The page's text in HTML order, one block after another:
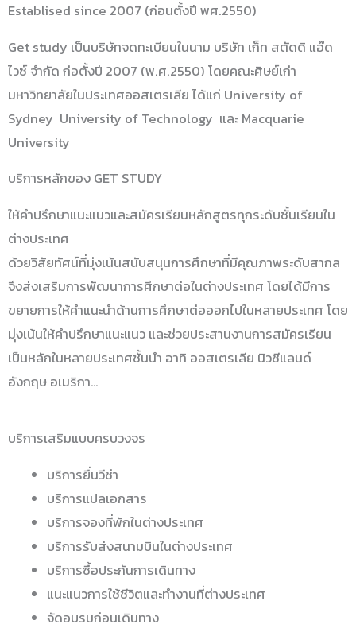
Establised since 2007 (ก่อนตั้งปี พศ.2550)
Get study เป็นบริษัทจดทะเบียนในนาม บริษัท เก็ท สตัดดิ แอ๊ด
ไวซ์ จำกัด ก่อตั้งปี 2007 (พ.ศ.2550) โดยคณะศิษย์เก่า
มหาวิทยาลัยในประเทศออสเตรเลีย ได้แก่ University of
Sydney University of Technology และ Macquarie
University
บริการหลักของ GET STUDY
ให้คำปรึกษาแนะแนวและสมัครเรียนหลักสูตรทุกระดับชั้นเรียนใน
ต่างประเทศ
ด้วยวิสัยทัศน์ที่มุ่งเน้นสนับสนุนการศึกษาที่มีคุณภาพระดับสากล
จึงส่งเสริมการพัฒนาการศึกษาต่อในต่างประเทศ โดยได้มีการ
ขยายการให้คำแนะนำด้านการศึกษาต่อออกไปในหลายประเทศ โดย
มุ่งเน้นให้คำปรึกษาแนะแนว และช่วยประสานงานการสมัครเรียน
เป็นหลักในหลายประเทศชั้นนำ อาทิ ออสเตรเลีย นิวซีแลนด์
อังกฤษ อเมริกา…
บริการเสริมแบบครบวงจร
บริการยื่นวีซ่า
บริการแปลเอกสาร
บริการจองที่พักในต่างประเทศ
บริการรับส่งสนามบินในต่างประเทศ
บริการซื้อประกันการเดินทาง
แนะแนวการใช้ชีวิตและทำงานที่ต่างประเทศ
จัดอบรมก่อนเดินทาง